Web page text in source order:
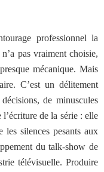
professionnel la
pas vraiment choisie,
mécanique. Mais
C’est un délitement
de minuscules
de la série : elle
les silences pesants aux
du talk-show de
télévisuelle. Produire